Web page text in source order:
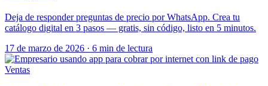
Deja de responder preguntas de precio por WhatsApp. Crea tu
catálogo digital en 3 pasos — gratis, sin código, listo en 5 minutos.
17 de marzo de 2026 · 6 min de lectura
Ventas